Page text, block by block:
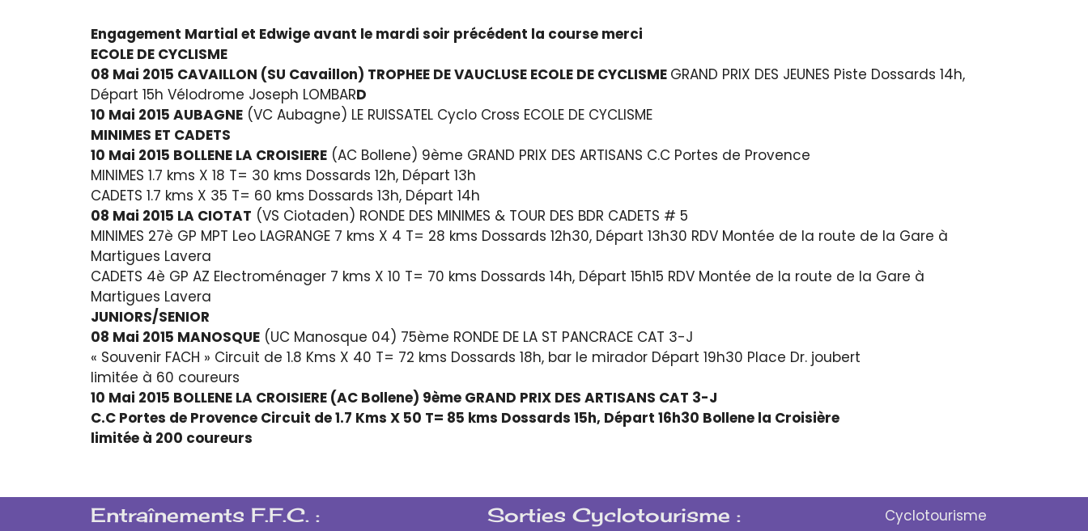
Engagement Martial et Edwige avant le mardi soir précédent la course merci
ECOLE DE CYCLISME
08 Mai 2015 CAVAILLON (SU Cavaillon) TROPHEE DE VAUCLUSE ECOLE DE CYCLISME GRAND PRIX DES JEUNES Piste Dossards 14h,
Départ 15h Vélodrome Joseph LOMBARD
10 Mai 2015 AUBAGNE (VC Aubagne) LE RUISSATEL Cyclo Cross ECOLE DE CYCLISME
MINIMES ET CADETS
10 Mai 2015 BOLLENE LA CROISIERE (AC Bollene) 9ème GRAND PRIX DES ARTISANS C.C Portes de Provence
MINIMES 1.7 kms X 18 T= 30 kms Dossards 12h, Départ 13h
CADETS 1.7 kms X 35 T= 60 kms Dossards 13h, Départ 14h
08 Mai 2015 LA CIOTAT (VS Ciotaden) RONDE DES MINIMES & TOUR DES BDR CADETS # 5
MINIMES 27è GP MPT Leo LAGRANGE 7 kms X 4 T= 28 kms Dossards 12h30, Départ 13h30 RDV Montée de la route de la Gare à
Martigues Lavera
CADETS 4è GP AZ Electroménager 7 kms X 10 T= 70 kms Dossards 14h, Départ 15h15 RDV Montée de la route de la Gare à
Martigues Lavera
JUNIORS/SENIOR
08 Mai 2015 MANOSQUE (UC Manosque 04) 75ème RONDE DE LA ST PANCRACE CAT 3-J
« Souvenir FACH » Circuit de 1.8 Kms X 40 T= 72 kms Dossards 18h, bar le mirador Départ 19h30 Place Dr. joubert
limitée à 60 coureurs
10 Mai 2015 BOLLENE LA CROISIERE (AC Bollene) 9ème GRAND PRIX DES ARTISANS CAT 3-J
C.C Portes de Provence Circuit de 1.7 Kms X 50 T= 85 kms Dossards 15h, Départ 16h30 Bollene la Croisière
limitée à 200 coureurs
Entraînements F.F.C. : Sorties Cyclotourisme :
Cyclotourisme